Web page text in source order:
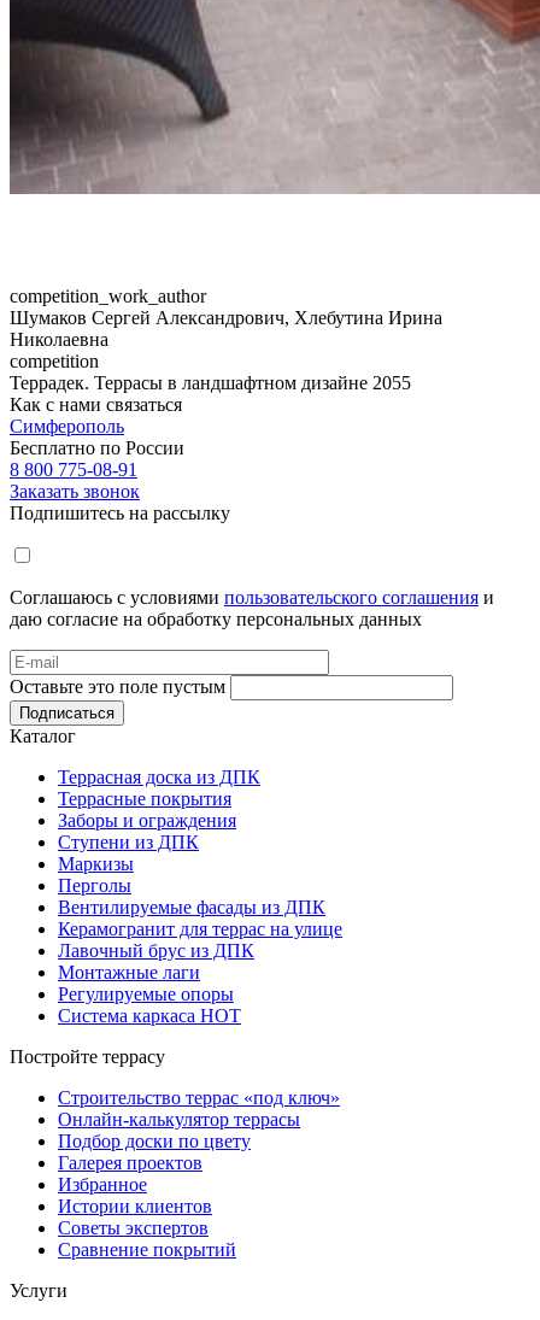
competition_work_author
Шумаков Сергей Александрович, Хлебутина Ирина
Николаевна
competition
Террадек. Террасы в ландшафтном дизайне 2055
Как с нами связаться
Симферополь
Бесплатно по России
8 800 775-08-91
Заказать звонок
Подпишитесь на рассылку
Соглашаюсь с условиями пользовательского соглашения и
даю согласие на обработку персональных данных
Оставьте это поле пустым
Подписаться
Каталог
Террасная доска из ДПК
Террасные покрытия
Заборы и ограждения
Ступени из ДПК
Маркизы
Перголы
Вентилируемые фасады из ДПК
Керамогранит для террас на улице
Лавочный брус из ДПК
Монтажные лаги
Регулируемые опоры
Система каркаса НОТ
Постройте террасу
Строительство террас «под ключ»
Онлайн-калькулятор террасы
Подбор доски по цвету
Галерея проектов
Избранное
Истории клиентов
Советы экспертов
Сравнение покрытий
Услуги